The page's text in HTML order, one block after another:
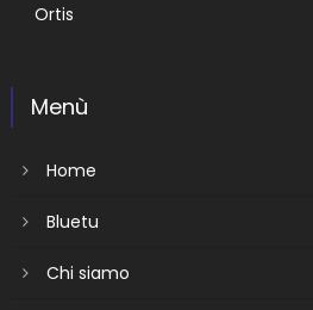
Ortis
Menù
Home
Bluetu
Chi siamo